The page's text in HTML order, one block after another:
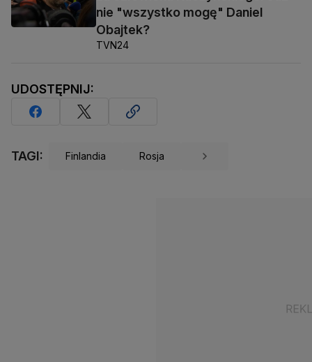
nie "wszystko mogę" Daniel
Obajtek?
TVN24
UDOSTĘPNIJ:
TAGI: Finlandia Rosja